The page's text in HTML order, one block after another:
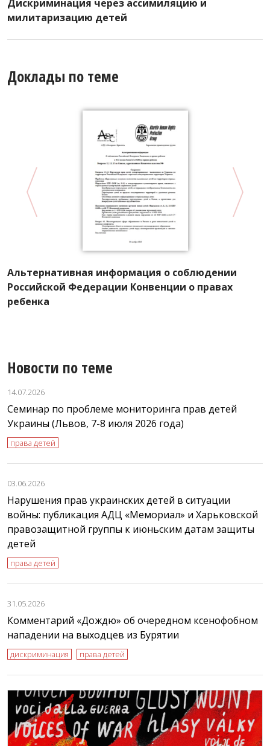
Дискриминация через ассимиляцию и
милитаризацию детей
Доклады по теме
Альтернативная информация о соблюдении
Российской Федерации Конвенции о правах
ребенка
Новости по теме
14.07.2026
Семинар по проблеме мониторинга прав детей
Украины (Львов, 7-8 июля 2026 года)
права детей
03.06.2026
Нарушения прав украинских детей в ситуации
войны: публикация АДЦ «Мемориал» и Харьковской
правозащитной группы к июньским датам защиты
детей
права детей
31.05.2026
Комментарий «Дождю» об очередном ксенофобном
нападении на выходцев из Бурятии
дискриминация права детей